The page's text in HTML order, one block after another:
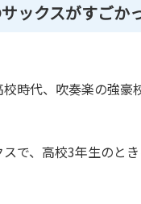
ックスがすごか
時代、吹奏楽の強豪
で、高校3年生のと